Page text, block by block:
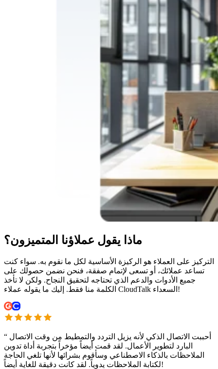
ماذا يقول عملاؤنا المتميزون؟
التركيز على العملاء هو الركيزة الأساسية لكل ما نقوم به. سواء كنت
تساعد عملائك، أو تسعى لإتمام صفقة، فنحن نضمن حصولك على
جميع الأدوات والدعم الذي تحتاجه لتحقيق النجاح. ولكن لا تأخذ
الكلمة منا فقط. إليك ما يقوله عملاء CloudTalk السعداء!
“ أحببت الاتصال الذكي لأنه يزيل التردد والتمطيط من وقت الاتصال
البارد لتطوير الأعمال. لقد قمت أيضاً مؤخراً بتجربة أداة تدوين
الملاحظات بالذكاء الاصطناعي وسأقوم بشرائها لأنها تلغي الحاجة
لكتابة الملاحظات يدوياً. لقد كانت دقيقة للغاية أيضاً!